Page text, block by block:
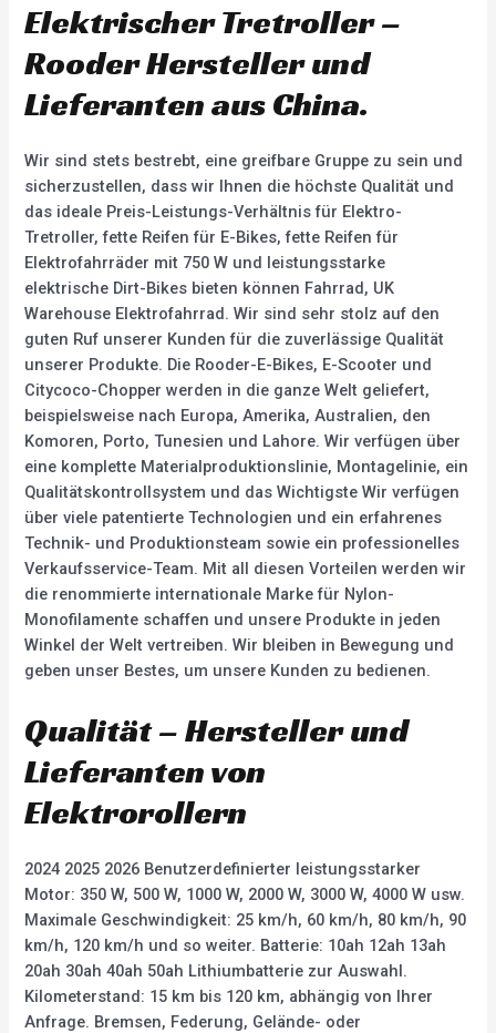
Elektrischer Tretroller –
Rooder Hersteller und
Lieferanten aus China.
Wir sind stets bestrebt, eine greifbare Gruppe zu sein und
sicherzustellen, dass wir Ihnen die höchste Qualität und
das ideale Preis-Leistungs-Verhältnis für Elektro-
Tretroller, fette Reifen für E-Bikes, fette Reifen für
Elektrofahrräder mit 750 W und leistungsstarke
elektrische Dirt-Bikes bieten können Fahrrad, UK
Warehouse Elektrofahrrad. Wir sind sehr stolz auf den
guten Ruf unserer Kunden für die zuverlässige Qualität
unserer Produkte. Die Rooder-E-Bikes, E-Scooter und
Citycoco-Chopper werden in die ganze Welt geliefert,
beispielsweise nach Europa, Amerika, Australien, den
Komoren, Porto, Tunesien und Lahore. Wir verfügen über
eine komplette Materialproduktionslinie, Montagelinie, ein
Qualitätskontrollsystem und das Wichtigste Wir verfügen
über viele patentierte Technologien und ein erfahrenes
Technik- und Produktionsteam sowie ein professionelles
Verkaufsservice-Team. Mit all diesen Vorteilen werden wir
die renommierte internationale Marke für Nylon-
Monofilamente schaffen und unsere Produkte in jeden
Winkel der Welt vertreiben. Wir bleiben in Bewegung und
geben unser Bestes, um unsere Kunden zu bedienen.
Qualität – Hersteller und
Lieferanten von
Elektrorollern
2024 2025 2026 Benutzerdefinierter leistungsstarker
Motor: 350 W, 500 W, 1000 W, 2000 W, 3000 W, 4000 W usw.
Maximale Geschwindigkeit: 25 km/h, 60 km/h, 80 km/h, 90
km/h, 120 km/h und so weiter. Batterie: 10ah 12ah 13ah
20ah 30ah 40ah 50ah Lithiumbatterie zur Auswahl.
Kilometerstand: 15 km bis 120 km, abhängig von Ihrer
Anfrage. Bremsen, Federung, Gelände- oder